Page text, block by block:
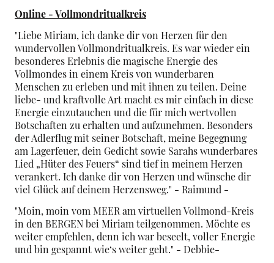
Online - Vollmondritualkreis
"Liebe Miriam, ich danke dir von Herzen für den
wundervollen Vollmondritualkreis. Es war wieder ein
besonderes Erlebnis die magische Energie des
Vollmondes in einem Kreis von wunderbaren
Menschen zu erleben und mit ihnen zu teilen. Deine
liebe- und kraftvolle Art macht es mir einfach in diese
Energie einzutauchen und die für mich wertvollen
Botschaften zu erhalten und aufzunehmen. Besonders
der Adlerflug mit seiner Botschaft, meine Begegnung
am Lagerfeuer, dein Gedicht sowie Sarahs wunderbares
Lied „Hüter des Feuers“ sind tief in meinem Herzen
verankert. Ich danke dir von Herzen und wünsche dir
viel Glück auf deinem Herzensweg." - Raimund -
"Moin, moin vom MEER am virtuellen Vollmond-Kreis
in den BERGEN bei Miriam teilgenommen. Möchte es
weiter empfehlen, denn ich war beseelt, voller Energie
und bin gespannt wie‘s weiter geht." - Debbie-